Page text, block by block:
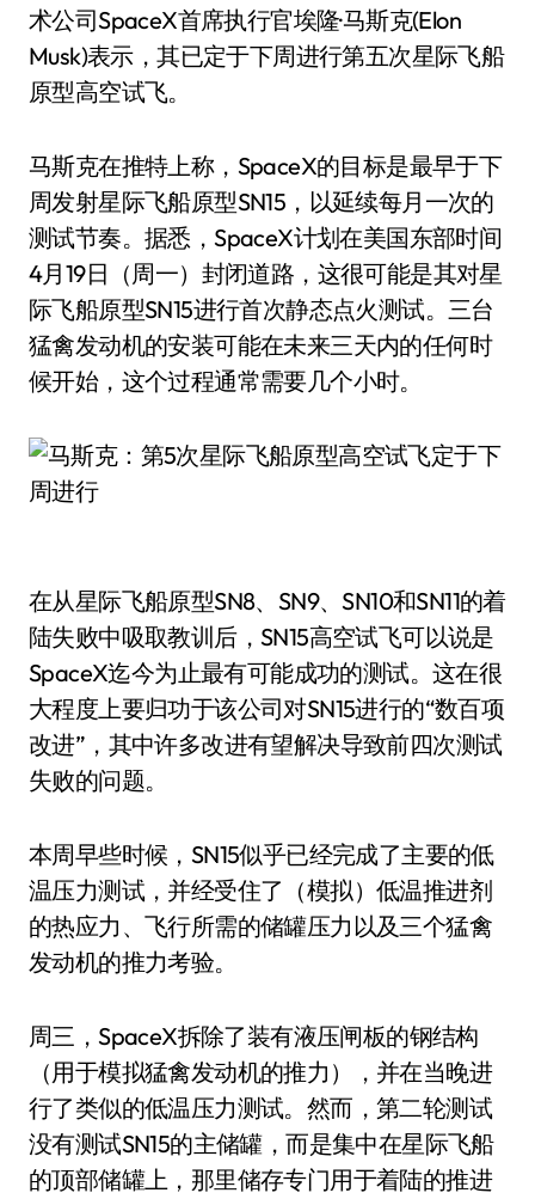
术公司SpaceX首席执行官埃隆·马斯克(Elon
Musk)表示，其已定于下周进行第五次星际飞船
原型高空试飞。
马斯克在推特上称，SpaceX的目标是最早于下
周发射星际飞船原型SN15，以延续每月一次的
测试节奏。据悉，SpaceX计划在美国东部时间
4月19日（周一）封闭道路，这很可能是其对星
际飞船原型SN15进行首次静态点火测试。三台
猛禽发动机的安装可能在未来三天内的任何时
候开始，这个过程通常需要几个小时。
在从星际飞船原型SN8、SN9、SN10和SN11的着
陆失败中吸取教训后，SN15高空试飞可以说是
SpaceX迄今为止最有可能成功的测试。这在很
大程度上要归功于该公司对SN15进行的“数百项
改进”，其中许多改进有望解决导致前四次测试
失败的问题。
本周早些时候，SN15似乎已经完成了主要的低
温压力测试，并经受住了（模拟）低温推进剂
的热应力、飞行所需的储罐压力以及三个猛禽
发动机的推力考验。
周三，SpaceX拆除了装有液压闸板的钢结构
（用于模拟猛禽发动机的推力），并在当晚进
行了类似的低温压力测试。然而，第二轮测试
没有测试SN15的主储罐，而是集中在星际飞船
的顶部储罐上，那里储存专门用于着陆的推进